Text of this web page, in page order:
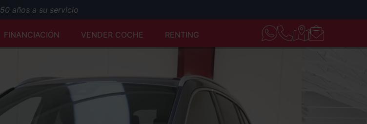
50 años a su servicio
FINANCIACIÓN VENDER COCHE RENTING